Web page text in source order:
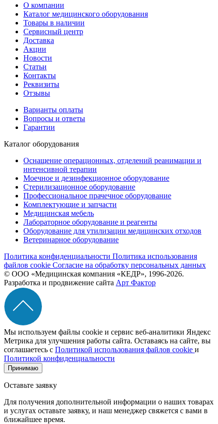
О компании
Каталог медицинского оборудования
Товары в наличии
Сервисный центр
Доставка
Акции
Новости
Статьи
Контакты
Реквизиты
Отзывы
Варианты оплаты
Вопросы и ответы
Гарантии
Каталог оборудования
Оснащение операционных, отделений реанимации и
интенсивной терапии
Моечное и дезинфекционное оборудование
Стерилизационное оборудование
Профессиональное прачечное оборудование
Комплектующие и запчасти
Медицинская мебель
Лабораторное оборудование и реагенты
Оборудование для утилизации медицинских отходов
Ветеринарное оборудование
Политика конфиденциальности Политика использования
файлов cookie Согласие на обработку персональных данных
© ООО «Медицинская компания «КЕДР», 1996-2026.
Разработка и продвижение сайта Арт Фактор
Мы используем файлы cookie и сервис веб-аналитики Яндекс
Метрика для улучшения работы сайта. Оставаясь на сайте, вы
соглашаетесь с Политикой использования файлов cookie и
Политикой конфиденциальности
Принимаю
Оставьте заявку
Для получения дополнительной информации о наших товарах
и услугах оставьте заявку, и наш менеджер свяжется с вами в
ближайшее время.